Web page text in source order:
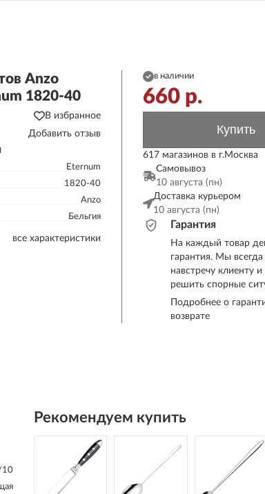
Anzo
1820-40
В избранное
Добавить отзыв
Eternum
1820-40
Anzo
Бельгия
все характеристики
в наличии
660 р.
Купить
617 магазинов в г.Москва
Самовывоз
10 августа (пн)
Доставка курьером
10 августа (пн)
Гарантия
На каждый товар
гарантия. Мы
навстречу клиенту
решить спорные
Подробнее о
возврате
10
Рекомендуем купить